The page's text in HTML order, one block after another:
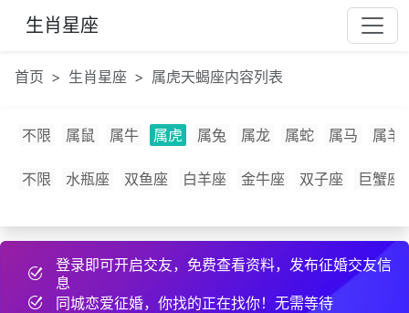
生肖星座
首页 生肖星座 属虎天蝎座内容列表
不限 属鼠 属牛 属虎 属兔 属龙 属蛇 属马 属羊
不限 水瓶座 双鱼座 白羊座 金牛座 双子座 巨蟹座
登录即可开启交友，免费查看资料，发布征婚交友信
息
同城恋爱征婚，你找的正在找你！无需等待
x*** 8 小时前
发布了征婚帖子
表***
许***
13 小时前
约好线下见面
用***
刚刚
分享约会经验
b***
19 小时前
发布了cpdd信息
想***
22 小时前 发布了征婚帖子